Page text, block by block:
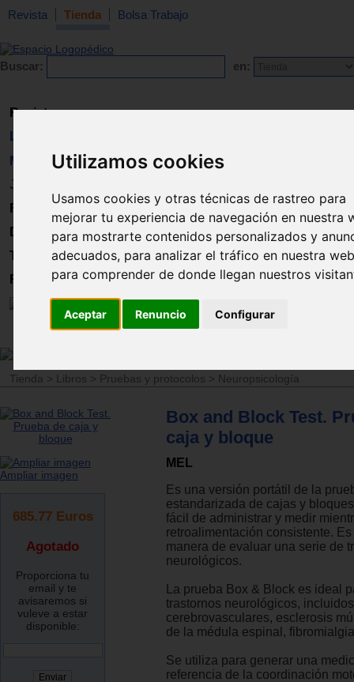
Utilizamos cookies
Usamos cookies y otras técnicas de rastreo para
mejorar tu experiencia de navegación en nuestra
para mostrarte contenidos personalizados y
adecuados, para analizar el tráfico en nuestra
para comprender de donde llegan nuestros
Aceptar Renuncio Configurar
Revista Tienda Bolsa Trabajo
Buscar: en:
Revista
Libros
Material
Juguetes
Formación
Directorio
Trabajo
Registro
Tienda > Libros > Pruebas y protocolos > Neuropsicología
Ampliar imagen
685.77 Euros
Agotado
Proporciona tu
email y te
avisaremos si
vuleve a estar
disponible:
Box and Block Test.
caja y bloque
MEL
Es una versión portátil de la
estandarizada de cajas y
fácil de administrar y medir
retroalimentación consistente.
manera de evaluar una serie de
neurológicos.
La prueba Box & Block es ideal
trastornos neurológicos,
cerebrovasculares, esclerosis
de la médula espinal,
Se utiliza para generar una
referencia de la coordinación